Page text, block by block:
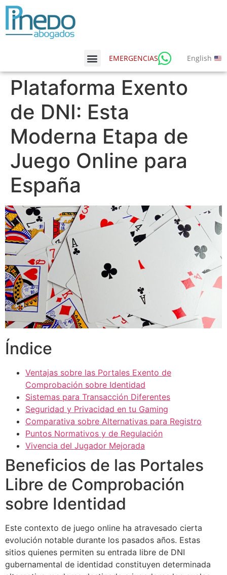
EMERGENCIAS English
Plataforma Exento
de DNI: Esta
Moderna Etapa de
Juego Online para
España
Índice
Ventajas sobre las Portales Exento de
Comprobación sobre Identidad
Sistemas para Transacción Diferentes
Seguridad y Privacidad en tu Gaming
Comparativa sobre Alternativas para Registro
Puntos Normativos y de Regulación
Vivencia del Jugador Mejorada
Beneficios de las Portales
Libre de Comprobación
sobre Identidad
Este contexto de juego online ha atravesado cierta
evolución notable durante los pasados años. Estas
sitios quienes permiten su entrada libre de DNI
gubernamental de identidad constituyen determinada